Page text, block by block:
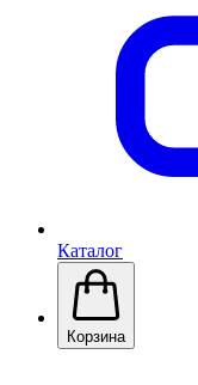
Каталог
Корзина